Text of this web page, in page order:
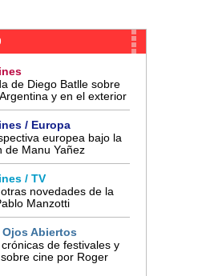
de Diego Batlle sobre
y en el exterior
/ Europa
europea bajo la
de Manu Yañez
/ TV
novedades de la
Manzotti
Abiertos
de festivales y
cine por Roger